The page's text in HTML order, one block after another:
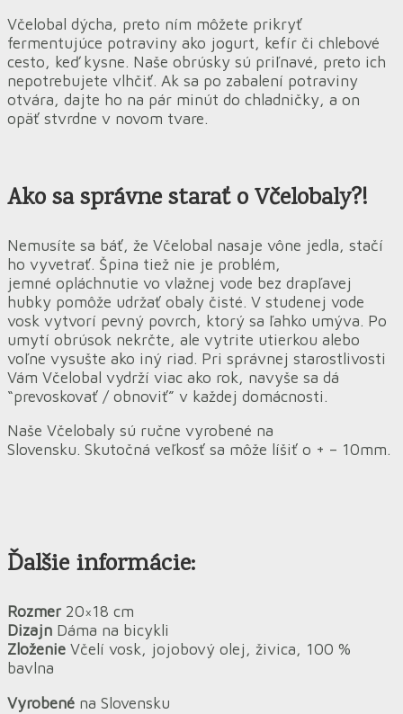
Včelobal dýcha, preto ním môžete prikryť
fermentujúce potraviny ako jogurt, kefír či chlebové
cesto, keď kysne. Naše obrúsky sú priľnavé, preto ich
nepotrebujete vlhčiť. Ak sa po zabalení potraviny
otvára, dajte ho na pár minút do chladničky, a on
opäť stvrdne v novom tvare.
Ako sa správne starať o Včelobaly?!
Nemusíte sa báť, že Včelobal nasaje vône jedla, stačí
ho vyvetrať. Špina tiež nie je problém,
jemné opláchnutie vo vlažnej vode bez drapľavej
hubky pomôže udržať obaly čisté. V studenej vode
vosk vytvorí pevný povrch, ktorý sa ľahko umýva. Po
umytí obrúsok nekrčte, ale vytrite utierkou alebo
voľne vysušte ako iný riad. Pri správnej starostlivosti
Vám Včelobal vydrží viac ako rok, navyše sa dá
“prevoskovať / obnoviť” v každej domácnosti.
Naše Včelobaly sú ručne vyrobené na
Slovensku. Skutočná veľkosť sa môže líšiť o + – 10mm.
Ďalšie informácie:
Rozmer 20×18 cm
Dizajn Dáma na bicykli
Zloženie Včelí vosk, jojobový olej, živica, 100 %
bavlna
Vyrobené na Slovensku